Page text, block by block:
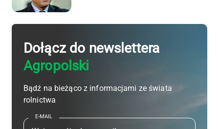
Dołącz do newslettera
Agropolski
Bądź na bieżąco z informacjami ze świata
rolnictwa
E-MAIL